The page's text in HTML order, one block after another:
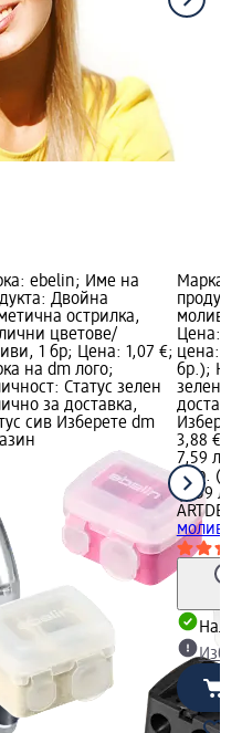
ebelin; Име на
Двойна
острилка,
цветове/
1 бр; Цена: 1,07 €;
на dm лого;
Статус зелен
за доставка,
сив Изберете dm
Марка:
моливи
Цена:
цена: 1
бр.);
зелен
3,88 €
7,59 лв.
1 бр.
(7,59
моливи